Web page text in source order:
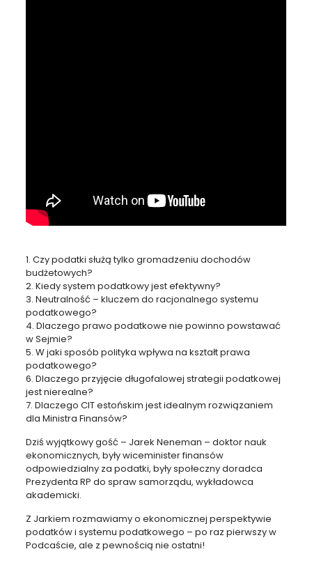
1. Czy podatki służą tylko gromadzeniu dochodów
budżetowych?
2. Kiedy system podatkowy jest efektywny?
3. Neutralność – kluczem do racjonalnego systemu
podatkowego?
4. Dlaczego prawo podatkowe nie powinno powstawać
w Sejmie?
5. W jaki sposób polityka wpływa na kształt prawa
podatkowego?
6. Dlaczego przyjęcie długofalowej strategii podatkowej
jest nierealne?
7. Dlaczego CIT estońskim jest idealnym rozwiązaniem
dla Ministra Finansów?
Dziś wyjątkowy gość – Jarek Neneman – doktor nauk
ekonomicznych, były wiceminister finansów
odpowiedzialny za podatki, były społeczny doradca
Prezydenta RP do spraw samorządu, wykładowca
akademicki.
Z Jarkiem rozmawiamy o ekonomicznej perspektywie
podatków i systemu podatkowego – po raz pierwszy w
Podcaście, ale z pewnością nie ostatni!